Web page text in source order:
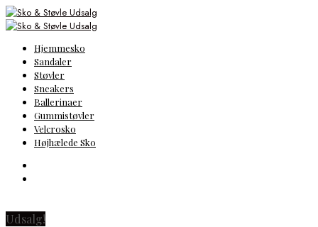
Hjemmesko
Sandaler
Støvler
Sneakers
Ballerinaer
Gummistøvler
Velcrosko
Højhælede Sko
Udsalg!